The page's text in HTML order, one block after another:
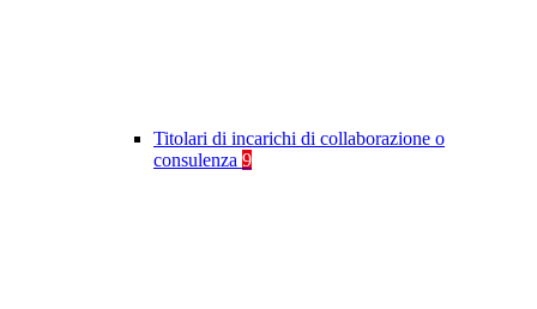
Titolari di incarichi di collaborazione o
consulenza 9